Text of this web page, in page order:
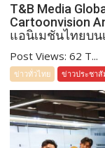
T&B Media
Cartoonvision
แอนิเมชันไทยบน
Post Views: 62 T...
ข่าวทั่วไทย ข่าวประชา